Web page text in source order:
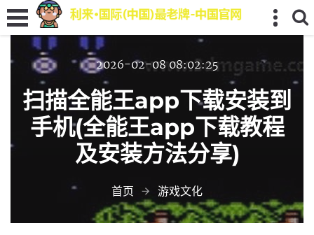
2026-02-08 08:02:25
扫描全能王app下载安装到
手机(全能王app下载教程
及安装方法分享)
首页 游戏文化